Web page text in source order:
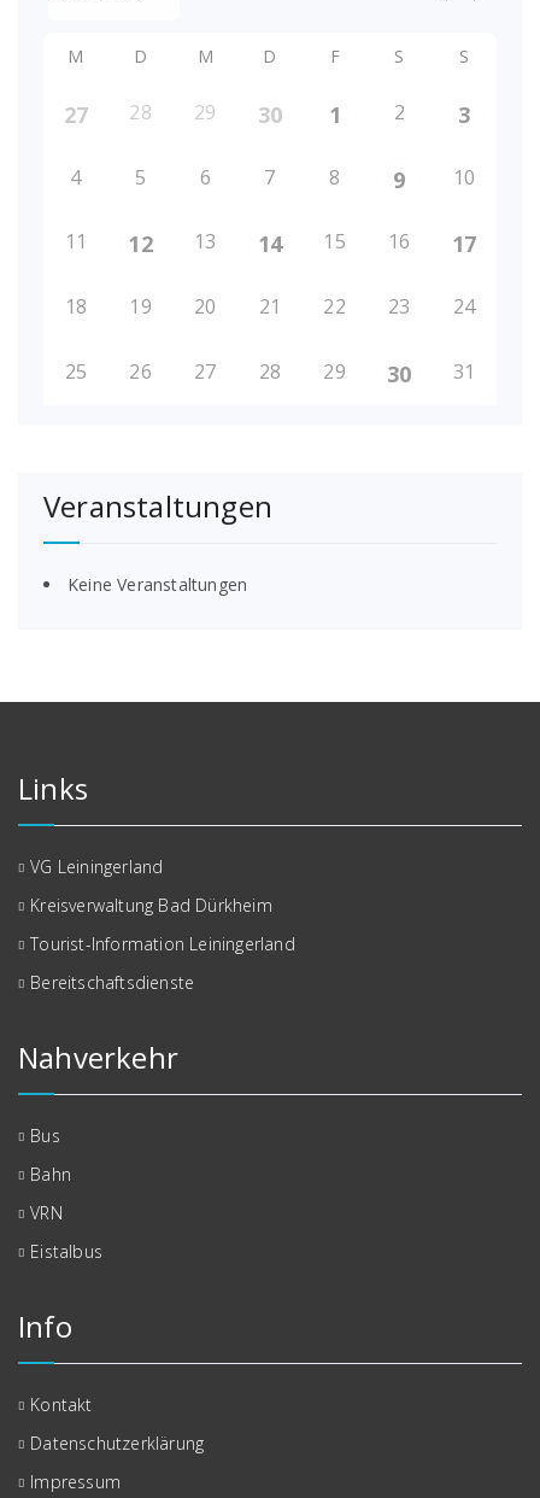
M D M D F S S
27 28 29 30 1 2 3
4 5 6 7 8 9 10
11 12 13 14 15 16 17
18 19 20 21 22 23 24
25 26 27 28 29 30 31
Veranstaltungen
Keine Veranstaltungen
Links
VG Leiningerland
Kreisverwaltung Bad Dürkheim
Tourist-Information Leiningerland
Bereitschaftsdienste
Nahverkehr
Bus
Bahn
VRN
Eistalbus
Info
Kontakt
Datenschutzerklärung
Impressum